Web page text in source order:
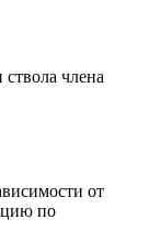
члена
от
по